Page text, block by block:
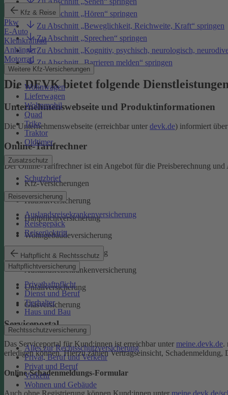
Kfz & Reise
Pkw
E-Auto
Kleinkraftrad
Anhänger
Motorrad
Weitere Kfz-Versicherungen
Wohnwagen
Lieferwagen
Wohnmobil
Quad
Trike
Traktor
Oldtimer
Zusatzschutz
Schutzbrief
Reiseversicherung
Auslandsreisekrankenversicherung
Reisegepäck
Reiserücktritt
Haftpflicht & Rechtsschutz
Haftpflichtversicherung
Privathaftpflicht
Dienst und Beruf
Tierhalter
Haus und Bau
Rechtsschutzversicherung
Alles zur Rechtsschutzversicherung
Privat, Beruf und Verkehr
Privat und Beruf
Verkehr
Wohnen und Gebäude
Zu Abschnitt „Hören“ springen
Zu Abschnitt „Beweglichkeit, Reichweite, Kraft“ springen
Zu Abschnitt „Sprechen“ springen
Zu Abschnitt „Kognitiv, psychisch, neurologisch,
Zu Abschnitt „Barrieren melden“ springen
Die DEVK bietet folgende
Unternehmenswebseite und Produktinformationen
Die Unternehmenswebseite (erreichbar unter devk.de) informiert
Online-Tarifrechner
Der Online-Tarifrechner ist ein Angebot für die Preisberechnung
Kfz-Versicherungen
Hausratversicherung
Haftpflichtversicherung
Wohngebäudeversicherung
Rechtsschutzversicherung
Auslandsreisekrankenversicherung
Unfallversicherung
Glasversicherung
Serviceportal
Das Serviceportal für Kund:innen ist erreichbar unter meine.devk.de.
erledigen können. Hierzu zählen Vertragseinsicht,
Online-Schadenmeldungs-Formular
Auch ohne Registrierung können Kund:innen unter meine.devk.de/